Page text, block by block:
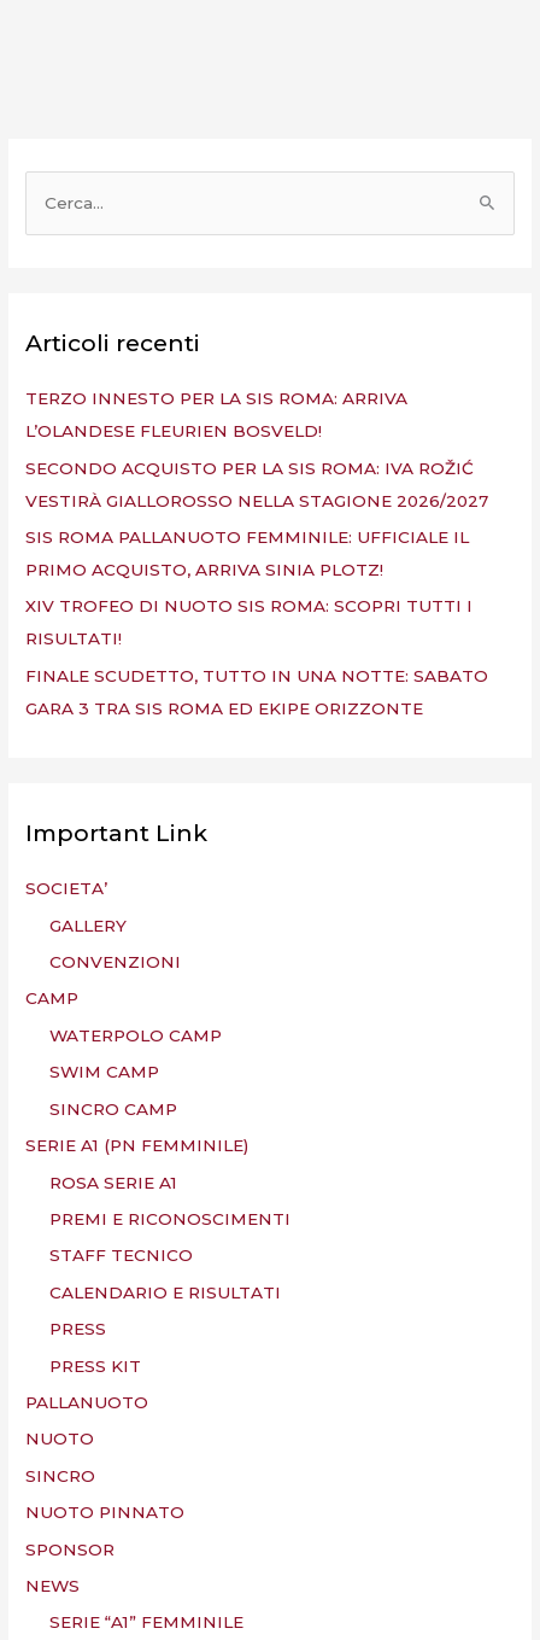
e
a
Articoli recenti
TERZO INNESTO PER LA SIS ROMA: ARRIVA
L’OLANDESE FLEURIEN BOSVELD!
SECONDO ACQUISTO PER LA SIS ROMA: IVA ROŽIĆ
VESTIRÀ GIALLOROSSO NELLA STAGIONE 2026/2027
SIS ROMA PALLANUOTO FEMMINILE: UFFICIALE IL
PRIMO ACQUISTO, ARRIVA SINIA PLOTZ!
XIV TROFEO DI NUOTO SIS ROMA: SCOPRI TUTTI I
RISULTATI!
FINALE SCUDETTO, TUTTO IN UNA NOTTE: SABATO
GARA 3 TRA SIS ROMA ED EKIPE ORIZZONTE
Important Link
SOCIETA’
GALLERY
CONVENZIONI
CAMP
WATERPOLO CAMP
SWIM CAMP
SINCRO CAMP
SERIE A1 (PN FEMMINILE)
ROSA SERIE A1
PREMI E RICONOSCIMENTI
STAFF TECNICO
CALENDARIO E RISULTATI
PRESS
PRESS KIT
PALLANUOTO
NUOTO
SINCRO
NUOTO PINNATO
SPONSOR
NEWS
SERIE “A1” FEMMINILE